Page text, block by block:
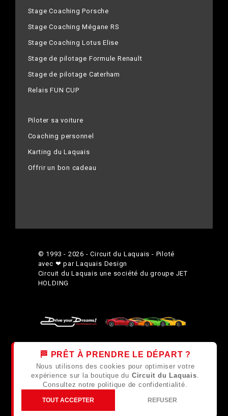
Stage Coaching Porsche
Stage Coaching Mégane RS
Stage Coaching Lotus Elise
Stage de pilotage Formule Renault
Stage de pilotage Caterham
Relais FUN CUP
Piloter sa voiture
Coaching personnel
Karting du Laquais
Offrir un bon cadeau
© 1993 - 2026 - Circuit du Laquais - Piloté
avec ❤ par Laquais Design
Circuit du Laquais une société du groupe JET
HOLDING
🏁 PRÊT À PRENDRE LE DÉPART ?
Nous utilisons des cookies pour optimiser votre
expérience sur la boutique du Circuit du Laquais.
Consultez notre politique de confidentialité.
TOUT ACCEPTER REFUSER